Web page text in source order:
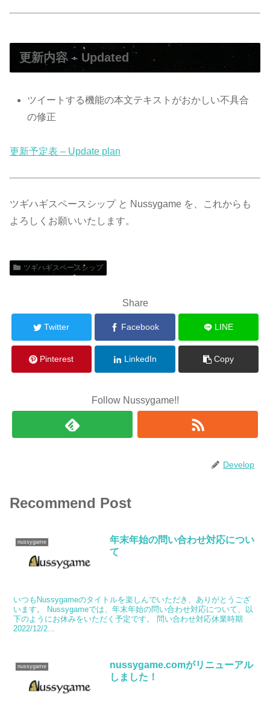
更新内容 – Updated
ツイートする機能の本文テキストがおかしい不具合
の修正
更新予定表 – Update plan
ツギハギスペースシップ と Nussygame を、これからも
よろしくお願いいたします。
ツギハギスペースシップ
Share
Twitter Facebook LINE
Pinterest LinkedIn Copy
Follow Nussygame!!
Develop
Recommend Post
nussygame
年末年始の問い合わせ対応につい
て
いつもNussygameのタイトルを楽しんでいただき、ありがとうござ
います。 Nussygameでは、年末年始の問い合わせ対応について、以
下のようにお休みをいただく予定です。 問い合わせ対応休業時期
2022/12/2...
nussygame
nussygame.comがリニューアル
しました！